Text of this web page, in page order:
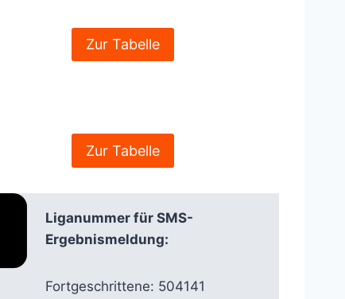
Zur Tabelle
Zur Tabelle
Liganummer für SMS-
Ergebnismeldung:
Fortgeschrittene: 504141